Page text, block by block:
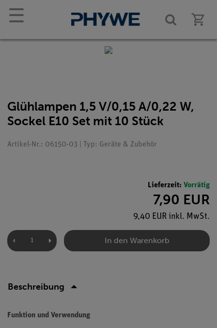
☰
Glühlampen 1,5 V/0,15 A/0,22 W,
Sockel E10 Set mit 10 Stück
Artikel-Nr.: 06150-03 | Typ: Geräte & Zubehör
Lieferzeit: Vorrätig
7,90 EUR
9,40 EUR inkl. MwSt.
In den Warenkorb
Beschreibung
Funktion und Verwendung